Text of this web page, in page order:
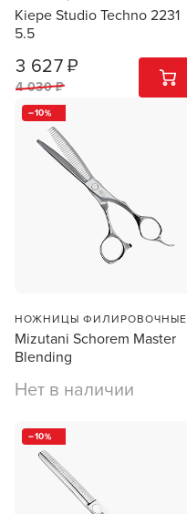
Kiepe Studio Techno 2231
5.5
3 627 ₽
4 030 ₽
1 ШТ
10
НОЖНИЦЫ ФИЛИРОВОЧНЫЕ
Mizutani Schorem Master
Blending
Нет в наличии
10